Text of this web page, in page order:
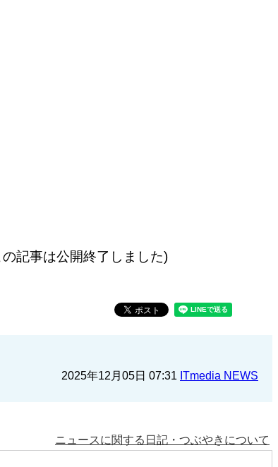
記事は公開終了しました)
2025年12月05日 07:31 ITmedia NEWS
ニュースに関する日記・つぶやきについて